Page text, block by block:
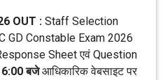
OUT : Staff Selection
GD Constable Exam 2026
Sheet एवं Question
बजेआधिकारिक वेबसाइट पर